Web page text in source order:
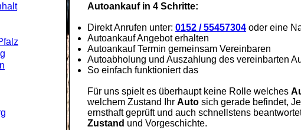
Autoankauf in 4 Schritte:
Direkt Anrufen unter: 0152 / 55457304 oder eine
Autoankauf Angebot erhalten
Autoankauf Termin gemeinsam Vereinbaren
Autoabholung und Auszahlung des vereinbarten
So einfach funktioniert das
Für uns spielt es überhaupt keine Rolle welches
welchem Zustand Ihr Auto sich gerade befindet,
ernsthaft geprüft und auch schnellstens
Zustand und Vorgeschichte.